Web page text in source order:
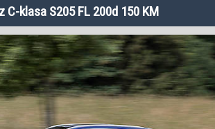
C-klasa S205 FL 200d 150 KM